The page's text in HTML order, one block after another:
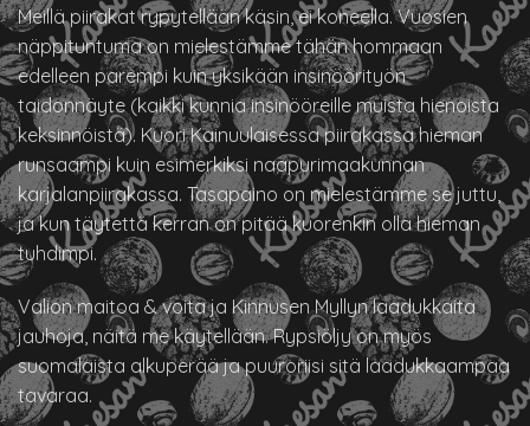
Meillä piirakat rypytellään käsin, ei koneella. Vuosien
näppituntuma on mielestämme tähän hommaan
edelleen parempi kuin yksikään insinöörityön
taidonnäyte (kaikki kunnia insinööreille muista hienoista
keksinnöistä). Kuori Kainuulaisessa piirakassa hieman
runsaampi kuin esimerkiksi naapurimaakunnan
karjalanpiirakassa. Tasapaino on mielestämme se juttu,
ja kun täytettä kerran on pitää kuorenkin olla hieman
tuhdimpi.
Valion maitoa & voita ja Kinnusen Myllyn laadukkaita
jauhoja, näitä me käytellään. Rypsiöljy on myös
suomalaista alkuperää ja puuroriisi sitä laadukkaampaa
tavaraa.